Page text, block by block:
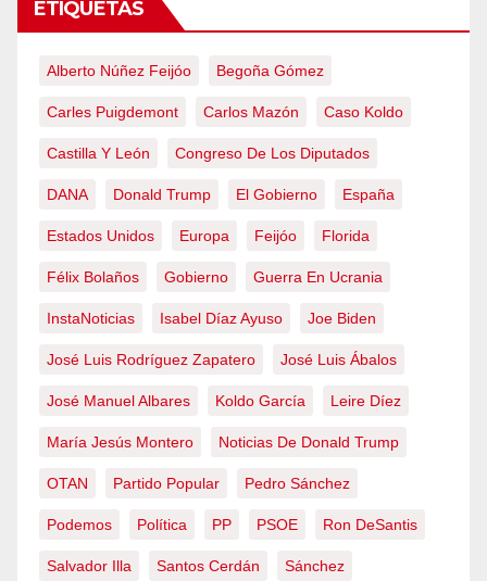
ETIQUETAS
Alberto Núñez Feijóo Begoña Gómez
Carles Puigdemont Carlos Mazón Caso Koldo
Castilla Y León Congreso De Los Diputados
DANA Donald Trump El Gobierno España
Estados Unidos Europa Feijóo Florida
Félix Bolaños Gobierno Guerra En Ucrania
InstaNoticias Isabel Díaz Ayuso Joe Biden
José Luis Rodríguez Zapatero José Luis Ábalos
José Manuel Albares Koldo García Leire Díez
María Jesús Montero Noticias De Donald Trump
OTAN Partido Popular Pedro Sánchez
Podemos Política PP PSOE Ron DeSantis
Salvador Illa Santos Cerdán Sánchez